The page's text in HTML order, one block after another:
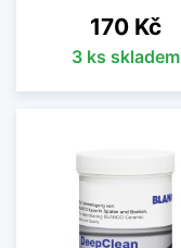
Cena
170 Kč
3 ks skladem